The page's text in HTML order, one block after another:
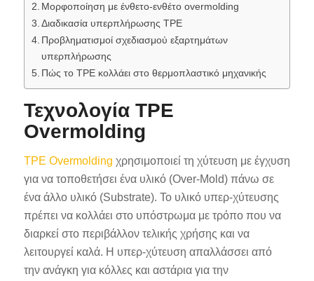
Μορφοποίηση με ένθετο-ενθέτο overmolding
Διαδικασία υπερπλήρωσης TPE
Προβληματισμοί σχεδιασμού εξαρτημάτων
υπερπλήρωσης
Πώς το TPE κολλάει στο θερμοπλαστικό μηχανικής
Τεχνολογία TPE
Overmolding
TPE Overmolding χρησιμοποιεί τη χύτευση με έγχυση
για να τοποθετήσει ένα υλικό (Over-Mold) πάνω σε
ένα άλλο υλικό (Substrate). Το υλικό υπερ-χύτευσης
πρέπει να κολλάει στο υπόστρωμα με τρόπο που να
διαρκεί στο περιβάλλον τελικής χρήσης και να
λειτουργεί καλά. Η υπερ-χύτευση απαλλάσσει από
την ανάγκη για κόλλες και αστάρια για την